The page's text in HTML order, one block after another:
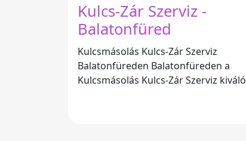
Kulcs-Zár Szerviz -
Balatonfüred
Kulcsmásolás Kulcs-Zár Szerviz
Balatonfüreden Balatonfüreden a
Kulcsmásolás Kulcs-Zár Szerviz kiváló